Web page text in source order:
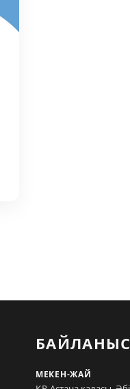
БАЙЛАНЫС
МЕКЕН-ЖАЙ